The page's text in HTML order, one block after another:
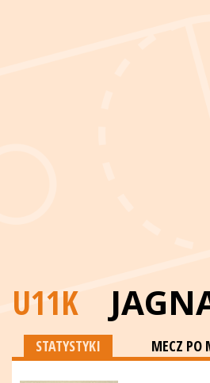
U11K
STATYSTYKI MECZ PO